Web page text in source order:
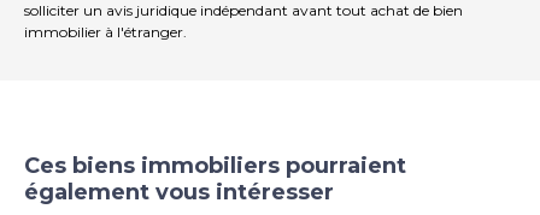
solliciter un avis juridique indépendant avant tout achat de bien
immobilier à l'étranger.
Ces biens immobiliers pourraient
également vous intéresser